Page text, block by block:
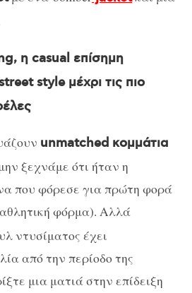
η casual επίσημη
style μέχρι τις πιο
unmatched κομμάτια
ξεχνάμε ότι ήταν η
που φόρεσε για πρώτη φορά
φόρμα). Αλλά
ντυσίματος έχει
από την περίοδο της
μια ματιά στην επίδειξη